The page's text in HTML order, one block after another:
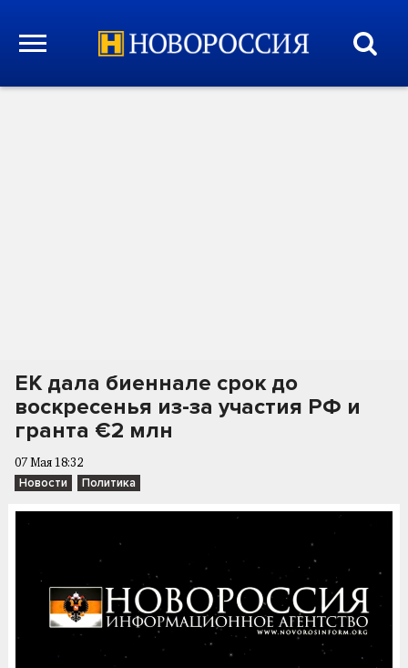
ЕК дала биеннале срок до
воскресенья из-за участия РФ и
гранта €2 млн
07 Мая 18:32
Новости Политика